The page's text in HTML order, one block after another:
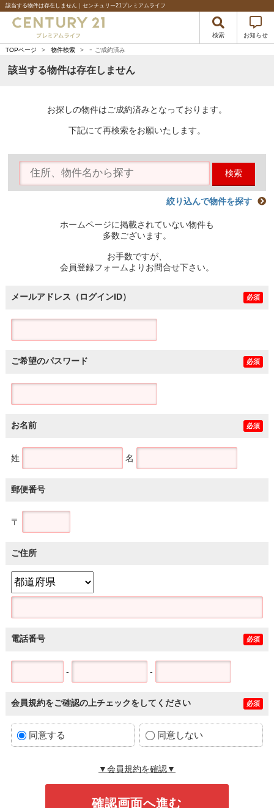
該当する物件は存在しません｜センチュリー21プレミアムライフ
検索 お知らせ
TOPページ > 物件検索 > - ご成約済み
該当する物件は存在しません
お探しの物件はご成約済みとなっております。
下記にて再検索をお願いたします。
検索
絞り込んで物件を探す
ホームページに掲載されていない物件も
多数ございます。
お手数ですが、
会員登録フォームよりお問合せ下さい。
メールアドレス（ログインID） 必須
ご希望のパスワード 必須
お名前 必須
姓 名
郵便番号
〒
ご住所
電話番号 必須
- -
会員規約をご確認の上チェックをしてください 必須
同意する 同意しない
▼会員規約を確認▼